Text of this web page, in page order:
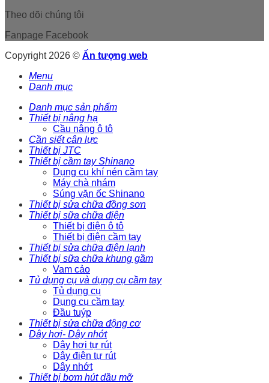
Theo dõi chúng tôi
Fanpage Facebook
Copyright 2026 © Ấn tượng web
Menu
Danh mục
Danh mục sản phẩm
Thiết bị nâng hạ
Cầu nâng ô tô
Cần siết cân lực
Thiết bị JTC
Thiết bị cầm tay Shinano
Dụng cụ khí nén cầm tay
Máy chà nhám
Súng vặn ốc Shinano
Thiết bị sửa chữa đồng sơn
Thiết bị sữa chữa điện
Thiết bị điện ô tô
Thiết bị điện cầm tay
Thiết bị sửa chữa điện lạnh
Thiết bị sữa chữa khung gầm
Vam cảo
Tủ dụng cụ và dụng cụ cầm tay
Tủ dụng cụ
Dụng cụ cầm tay
Đầu tuýp
Thiết bị sửa chữa động cơ
Dây hơi- Dây nhớt
Dây hơi tự rút
Dây điện tự rút
Dây nhớt
Thiết bị bơm hút dầu mỡ